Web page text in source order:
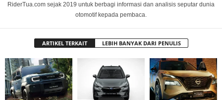
RiderTua.com sejak 2019 untuk berbagi informasi dan analisis seputar dunia
otomotif kepada pembaca.
ARTIKEL TERKAIT LEBIH BANYAK DARI PENULIS